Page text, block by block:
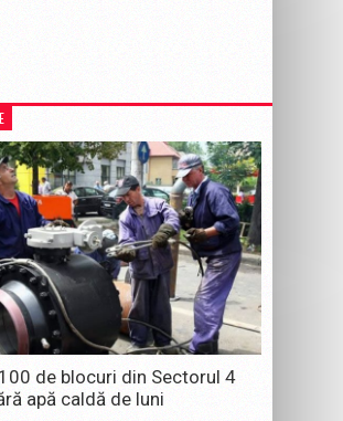
de blocuri din Sectorul 4
apă caldă de luni